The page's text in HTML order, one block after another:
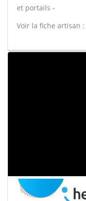
et portails -
Voir la fiche artisan :